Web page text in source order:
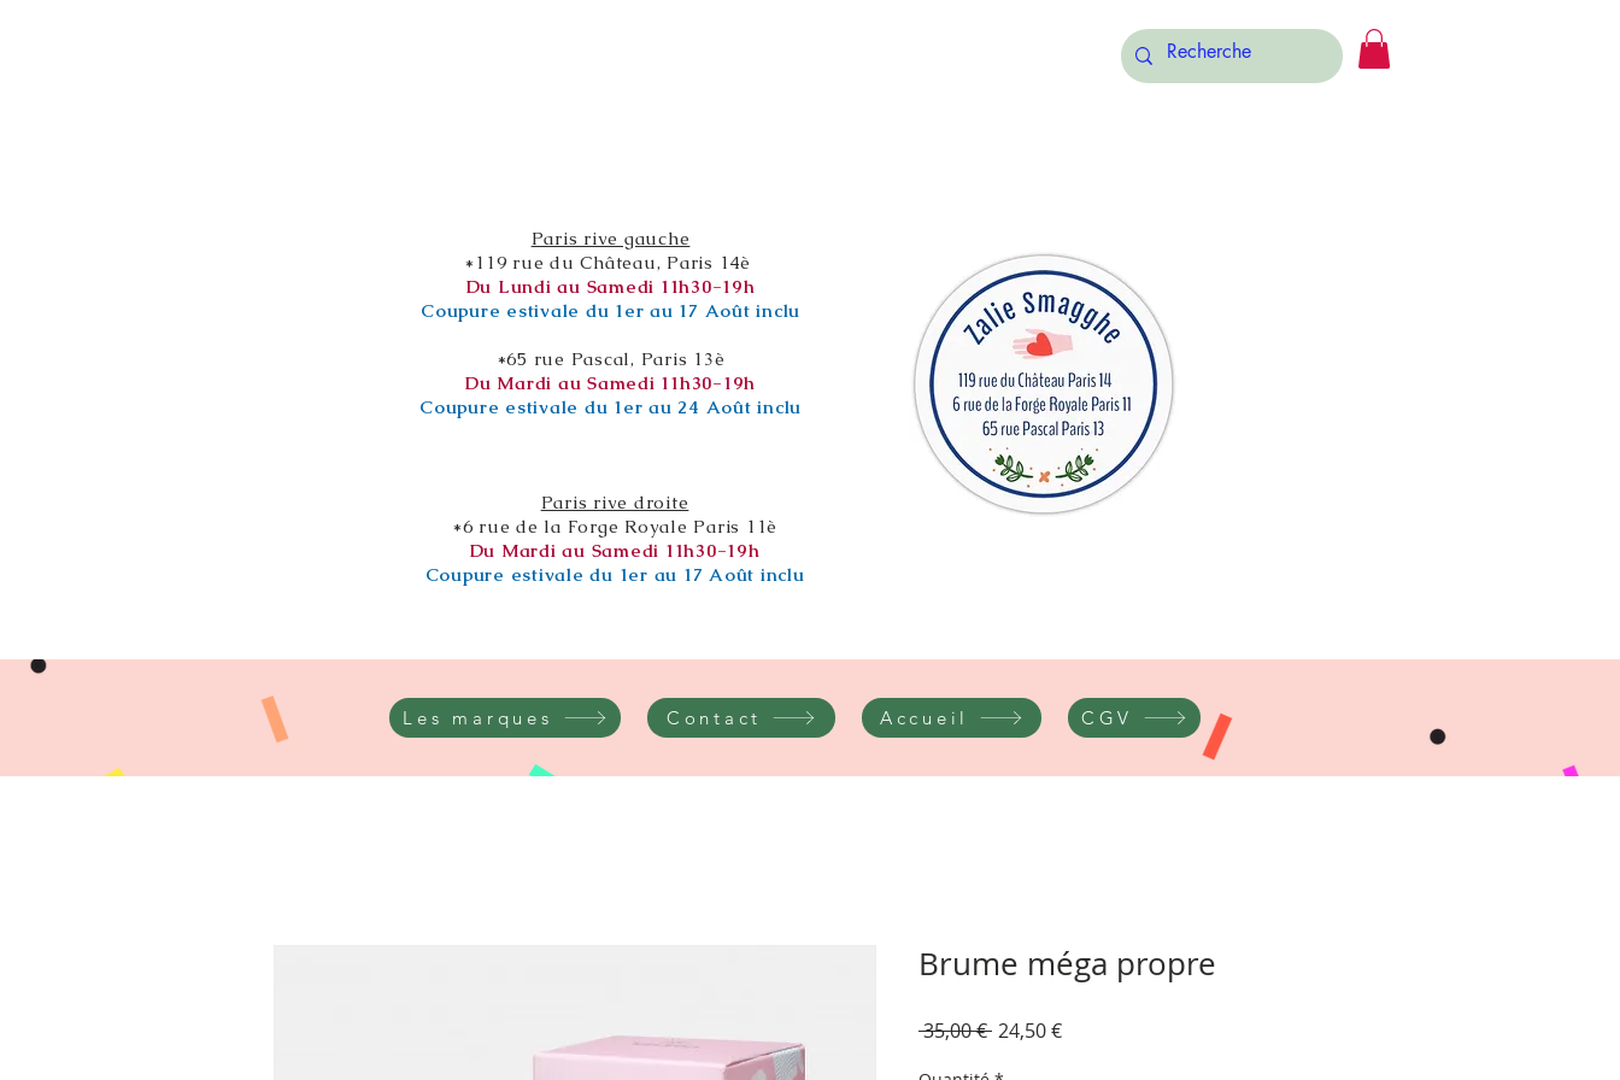
Paris rive gauche
*119 rue du Château, Paris 14è
Du Lundi au Samedi 11h30-19h
Coupure estivale du 1er au 17 Août inclu
*65 rue Pascal, Paris 13è
Du Mardi au Samedi 11h30-19h
Coupure estivale du 1er au 24 Août inclu
Paris rive droite
*6 rue de la Forge Royale Paris 11è
Du Mardi au Samedi 11h30-19h
Coupure estivale du 1er au 17 Août inclu
Les marques Contact Accueil CGV
Brume méga propre
35,00 € Prix
24,50 €Prix